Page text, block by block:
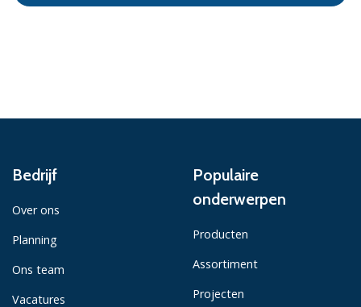
Bedrijf
Over ons
Planning
Ons team
Vacatures
Populaire
onderwerpen
Producten
Assortiment
Projecten